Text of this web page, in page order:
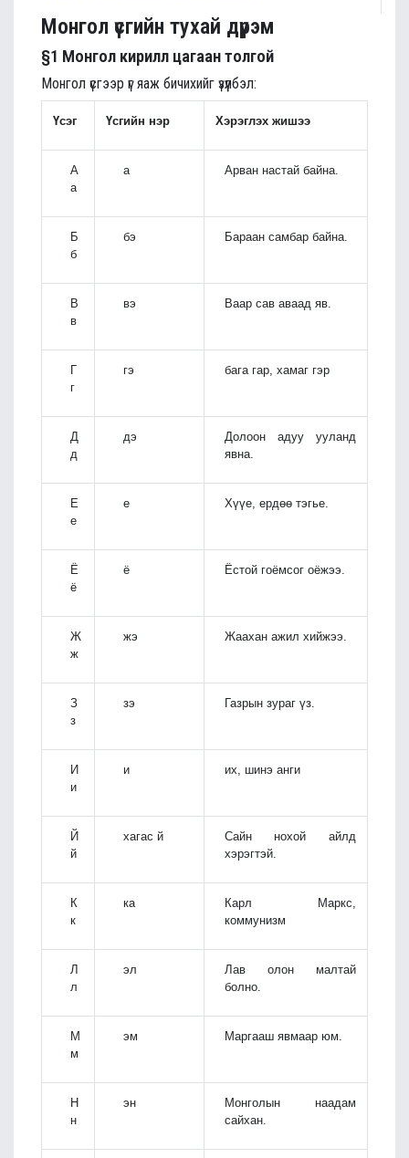
Монгол үсгийн тухай дүрэм
§1 Монгол кирилл цагаан толгой
Монгол үсгээр үг яаж бичихийг үзүүлбэл:
Үсэг Үсгийн нэр Хэрэглэх жишээ
А
а
а Арван настай байна.
Б
б
бэ Бараан самбар байна.
В
в
вэ Ваар сав аваад яв.
Г
г
гэ бага гар, хамаг гэр
Д
д
дэ
Долоон адуу ууланд
явна.
Е
е
е Хүүе, ердөө тэгье.
Ё
ё
ё Ёстой гоёмсог оёжээ.
Ж
ж
жэ Жаахан ажил хийжээ.
З
з
зэ Газрын зураг үз.
И
и
и их, шинэ анги
Й
й
хагас й
Сайн нохой айлд
хэрэгтэй.
К
к
ка
Карл Маркс,
коммунизм
Л
л
эл
Лав олон малтай
болно.
М
м
эм Маргааш явмаар юм.
Н
н
эн
Монголын наадам
сайхан.